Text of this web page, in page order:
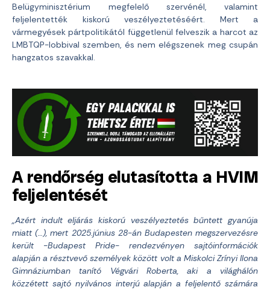
Belügyminisztérium megfelelő szervénél, valamint
feljelentették kiskorú veszélyeztetéséért. Mert a
vármegyések pártpolitikától függetlenül felveszik a harcot az
LMBTQP-lobbival szemben, és nem elégszenek meg csupán
hangzatos szavakkal.
A rendőrség elutasította a HVIM
feljelentését
„Azért indult eljárás kiskorú veszélyeztetés bűntett gyanúja
miatt (…), mert 2025.június 28-án Budapesten megszervezésre
került -Budapest Pride- rendezvényen sajtóinformációk
alapján a résztvevő személyek között volt a Miskolci Zrínyi Ilona
Gimnáziumban tanító Végvári Roberta, aki a világhálón
közzétett sajtó nyilvános interjú alapján a feljelentő számára